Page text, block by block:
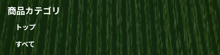
商品カテゴリ
トップ
すべて